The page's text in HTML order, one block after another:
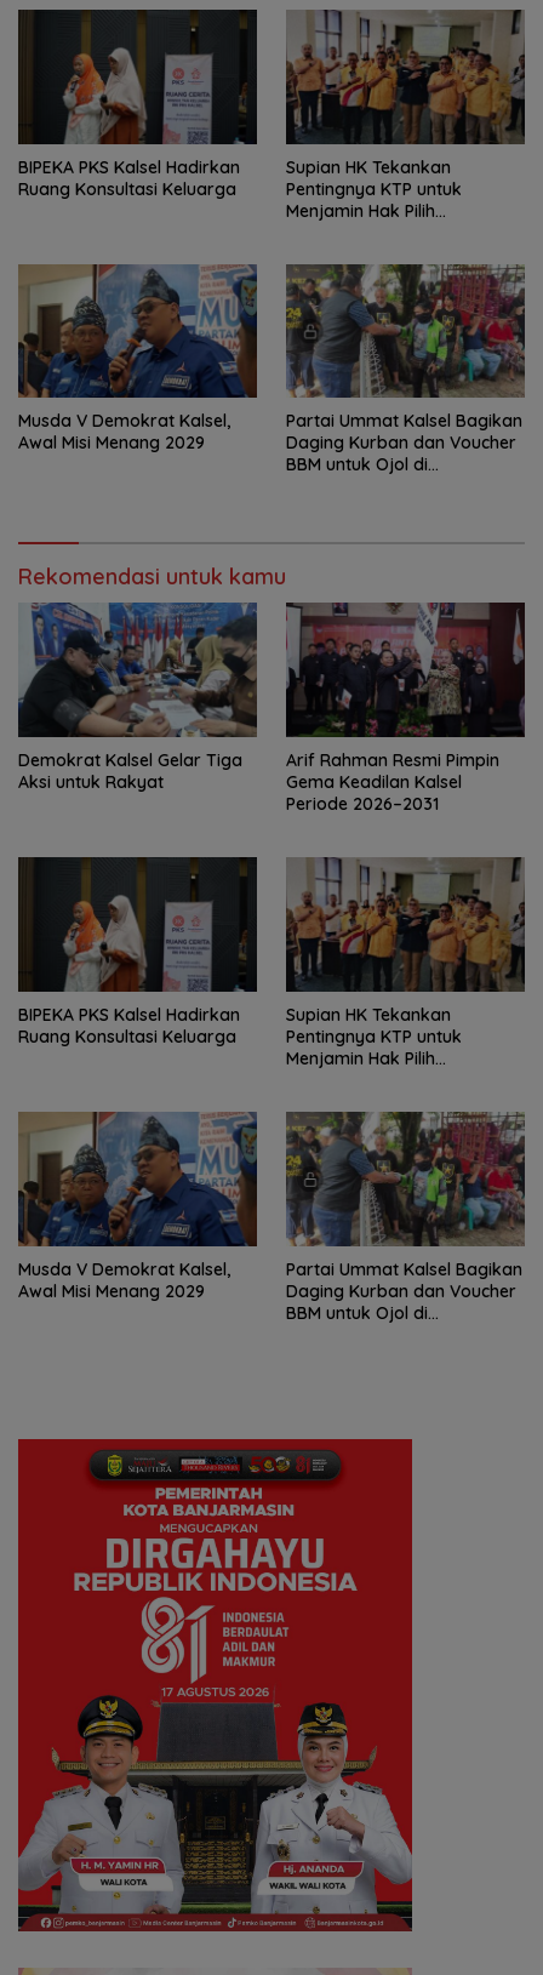
‎BIPEKA PKS Kalsel Hadirkan
Ruang Konsultasi Keluarga ‎
Supian HK Tekankan
Pentingnya KTP untuk
Menjamin Hak Pilih
Musda V Demokrat Kalsel,
Awal Misi Menang 2029
Partai Ummat Kalsel Bagikan
Daging Kurban dan Voucher
BBM untuk Ojol di
Rekomendasi untuk kamu
Demokrat Kalsel Gelar Tiga
Aksi untuk Rakyat
Arif Rahman Resmi Pimpin
Gema Keadilan Kalsel
Periode 2026–2031
‎BIPEKA PKS Kalsel Hadirkan
Ruang Konsultasi Keluarga ‎
Supian HK Tekankan
Pentingnya KTP untuk
Menjamin Hak Pilih
Musda V Demokrat Kalsel,
Awal Misi Menang 2029
Partai Ummat Kalsel Bagikan
Daging Kurban dan Voucher
BBM untuk Ojol di